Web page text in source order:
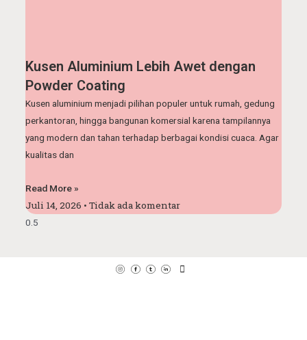
Kusen Aluminium Lebih Awet dengan
Powder Coating
Kusen aluminium menjadi pilihan populer untuk rumah, gedung
perkantoran, hingga bangunan komersial karena tampilannya
yang modern dan tahan terhadap berbagai kondisi cuaca. Agar
kualitas dan
Read More »
Juli 14, 2026 Tidak ada komentar